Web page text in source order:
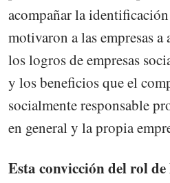
acompañar la
motivaron a las empresas
los logros de empresas
y los beneficios que el
socialmente responsable
en general y la propia
Esta convicción del rol de